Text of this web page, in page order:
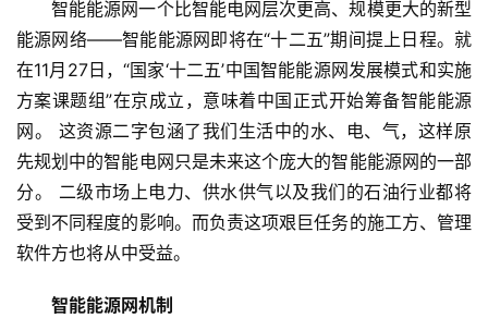
智能能源网一个比智能电网层次更高、规模更大的新型
能源网络——智能能源网即将在“十二五”期间提上日程。就
在11月27日，“国家‘十二五’中国智能能源网发展模式和实施
方案课题组”在京成立，意味着中国正式开始筹备智能能源
网。 这资源二字包涵了我们生活中的水、电、气，这样原
先规划中的智能电网只是未来这个庞大的智能能源网的一部
分。 二级市场上电力、供水供气以及我们的石油行业都将
受到不同程度的影响。而负责这项艰巨任务的施工方、管理
软件方也将从中受益。
智能能源网机制